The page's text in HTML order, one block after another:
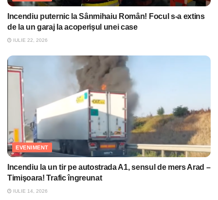
Incendiu puternic la Sânmihaiu Român! Focul s-a extins
de la un garaj la acoperişul unei case
IULIE 22, 2026
EVENIMENT
Incendiu la un tir pe autostrada A1, sensul de mers Arad –
Timişoara! Trafic îngreunat
IULIE 14, 2026